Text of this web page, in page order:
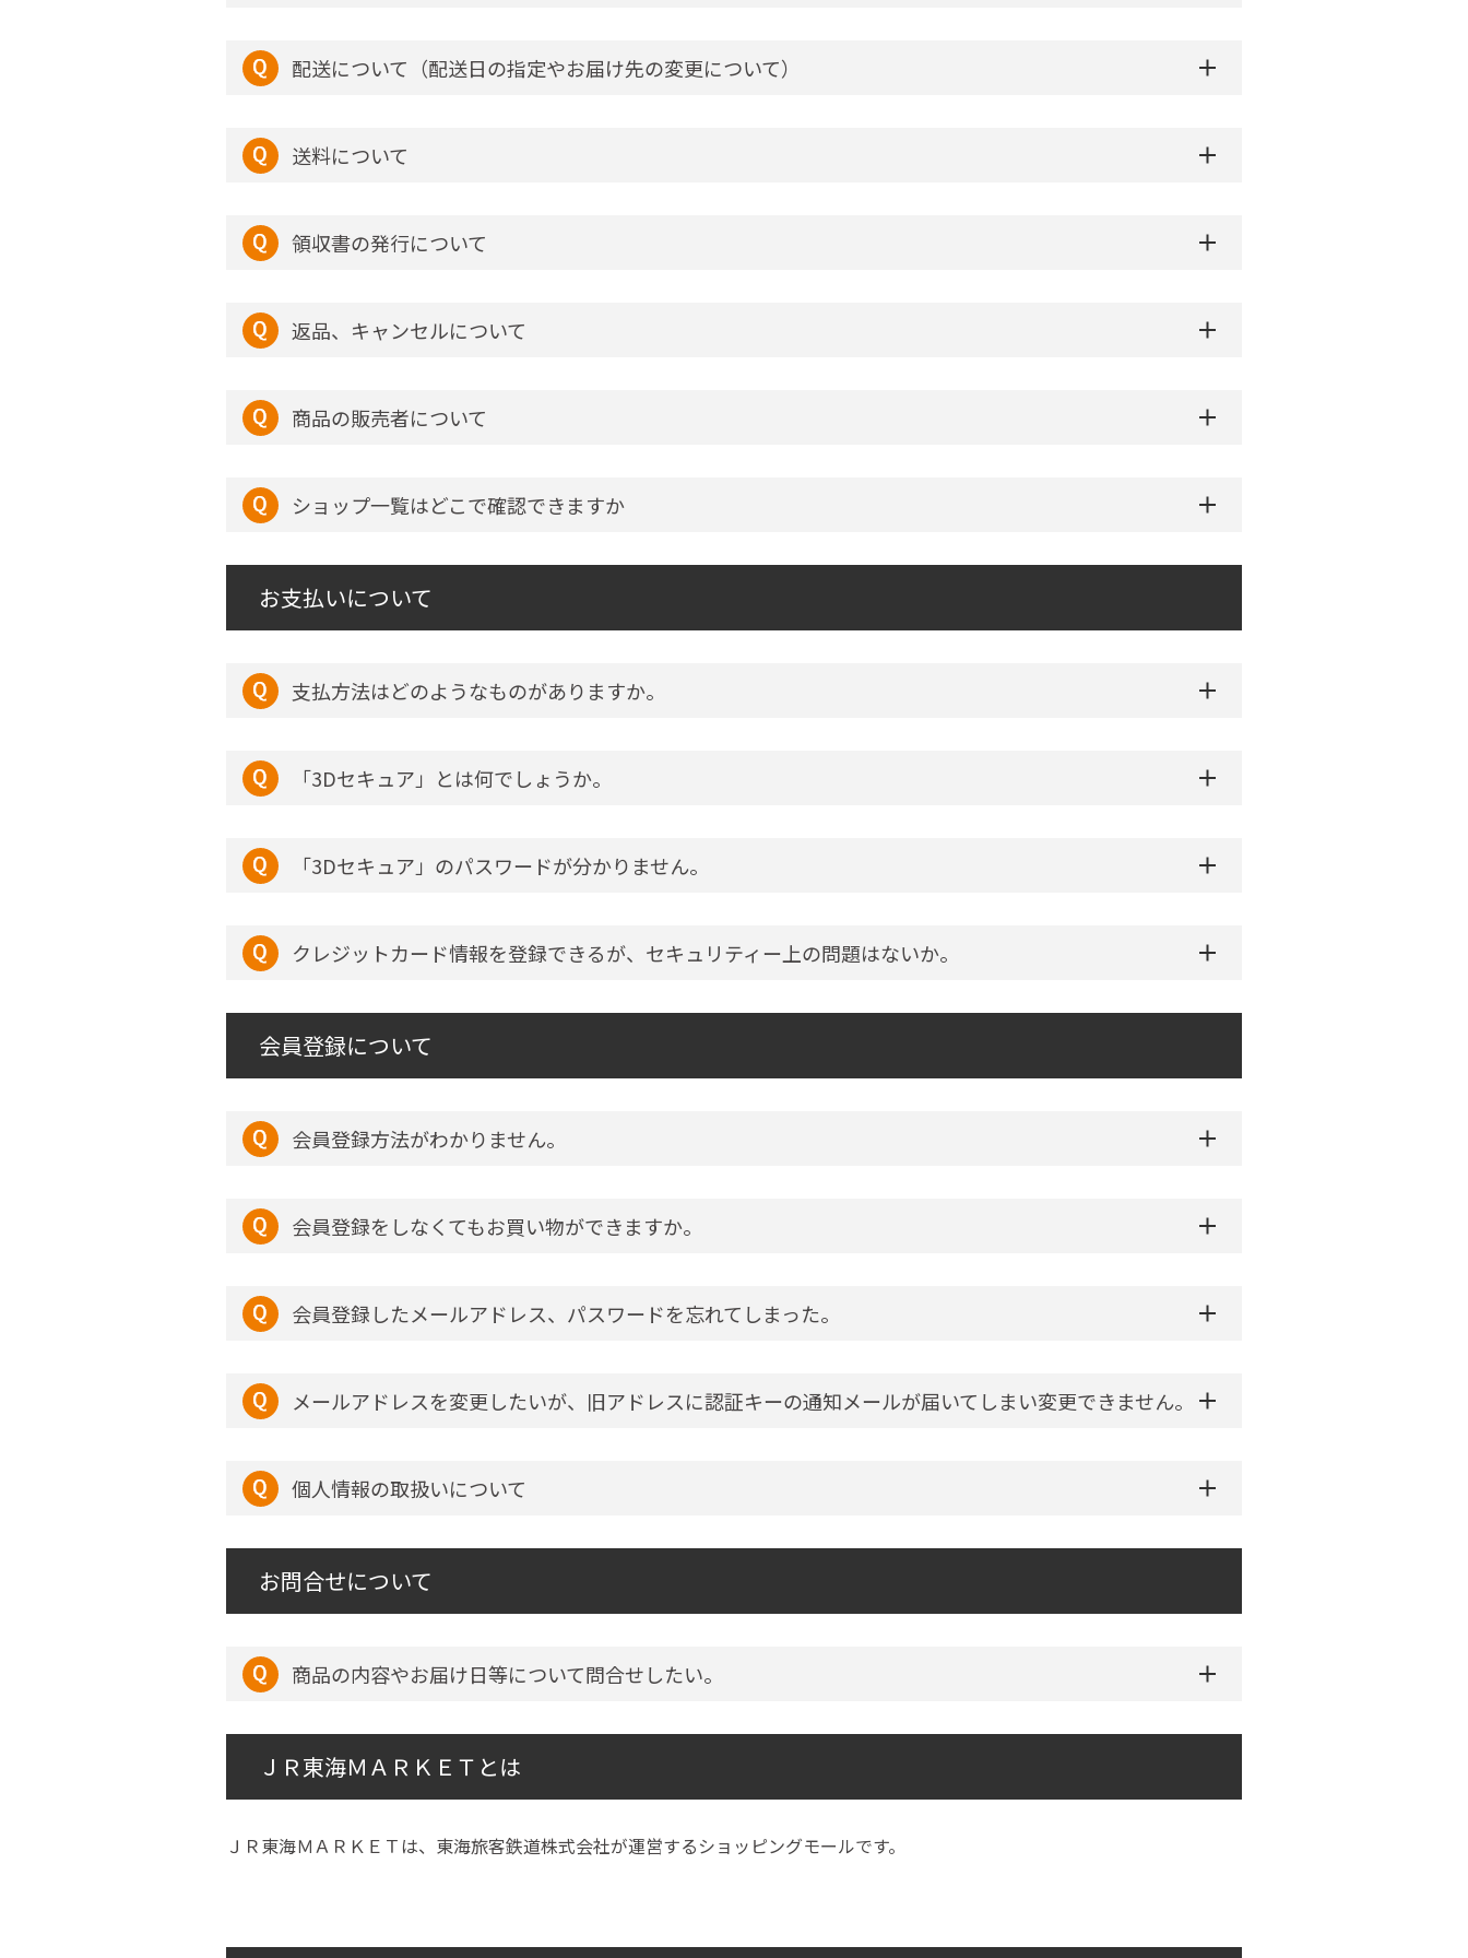
配送について（配送日の指定やお届け先の変更について）
送料について
領収書の発行について
返品、キャンセルについて
商品の販売者について
ショップ一覧はどこで確認できますか
お支払いについて
支払方法はどのようなものがありますか。
「3Dセキュア」とは何でしょうか。
「3Dセキュア」のパスワードが分かりません。
クレジットカード情報を登録できるが、セキュリティー上の問題はないか。
会員登録について
会員登録方法がわかりません。
会員登録をしなくてもお買い物ができますか。
会員登録したメールアドレス、パスワードを忘れてしまった。
メールアドレスを変更したいが、旧アドレスに認証キーの通知メールが届いてしまい変更できません。
個人情報の取扱いについて
お問合せについて
商品の内容やお届け日等について問合せしたい。
ＪＲ東海ＭＡＲＫＥＴとは
ＪＲ東海ＭＡＲＫＥＴは、東海旅客鉄道株式会社が運営するショッピングモールです。